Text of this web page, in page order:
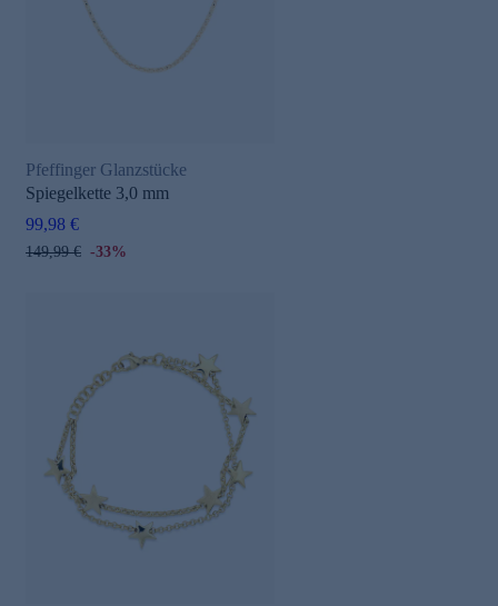
Pfeffinger Glanzstücke
Spiegelkette 3,0 mm
99,98 €
149,99 € -33%